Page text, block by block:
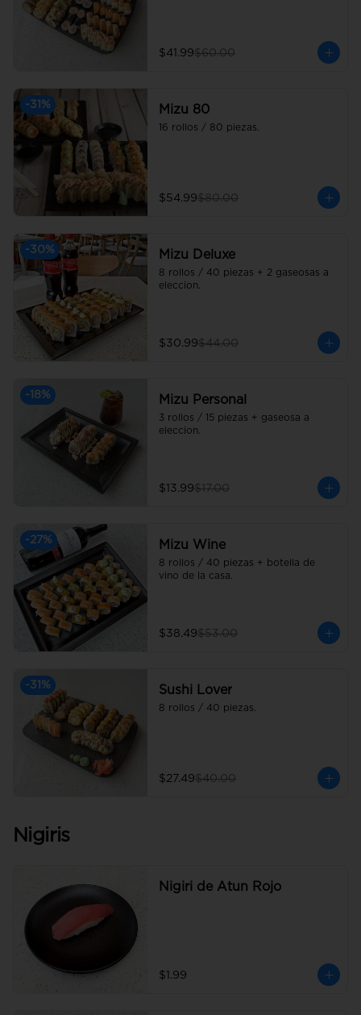
$41.99$60.00
-31 % Mizu 80
16 rollos / 80 piezas.
$54.99$80.00
-30% Mizu Deluxe
8 rollos / 40 piezas + 2 gaseosas a
eleccion.
$30.99$44.00
-18% Mizu Personal
3 rollos / 15 piezas + gaseosa a
eleccion.
$13.99$17.00
-27% Mizu Wine
8 rollos / 40 piezas + botella de
vino de la casa.
$38.49$53.00
-31 % Sushi Lover
8 rollos / 40 piezas.
$27.49$40.00
Nigiris
Nigiri de Atun Rojo
$1.99